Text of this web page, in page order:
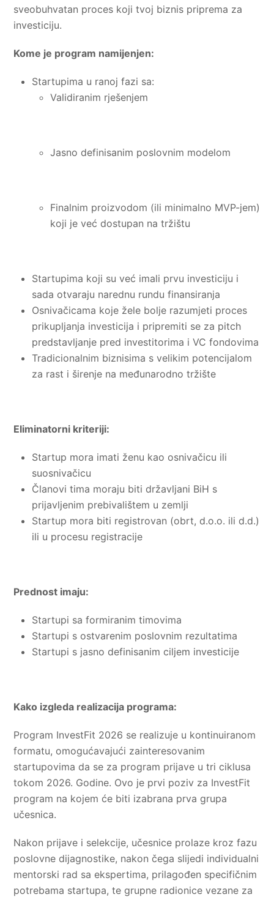
sveobuhvatan proces koji tvoj biznis priprema za
investiciju.
Kome je program namijenjen:
Startupima u ranoj fazi sa:
Validiranim rješenjem
Jasno definisanim poslovnim modelom
Finalnim proizvodom (ili minimalno MVP-jem)
koji je već dostupan na tržištu
Startupima koji su već imali prvu investiciju i
sada otvaraju narednu rundu finansiranja
Osnivačicama koje žele bolje razumjeti proces
prikupljanja investicija i pripremiti se za pitch
predstavljanje pred investitorima i VC fondovima
Tradicionalnim biznisima s velikim potencijalom
za rast i širenje na međunarodno tržište
Eliminatorni kriteriji:
Startup mora imati ženu kao osnivačicu ili
suosnivačicu
Članovi tima moraju biti državljani BiH s
prijavljenim prebivalištem u zemlji
Startup mora biti registrovan (obrt, d.o.o. ili d.d.)
ili u procesu registracije
Prednost imaju:
Startupi sa formiranim timovima
Startupi s ostvarenim poslovnim rezultatima
Startupi s jasno definisanim ciljem investicije
Kako izgleda realizacija programa:
Program InvestFit 2026 se realizuje u kontinuiranom
formatu, omogućavajući zainteresovanim
startupovima da se za program prijave u tri ciklusa
tokom 2026. Godine. Ovo je prvi poziv za InvestFit
program na kojem će biti izabrana prva grupa
učesnica.
Nakon prijave i selekcije, učesnice prolaze kroz fazu
poslovne dijagnostike, nakon čega slijedi individualni
mentorski rad sa ekspertima, prilagođen specifičnim
potrebama startupa, te grupne radionice vezane za